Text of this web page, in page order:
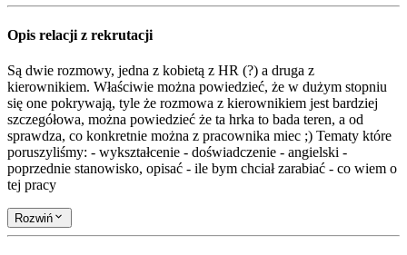
Opis relacji z rekrutacji
Są dwie rozmowy, jedna z kobietą z HR (?) a druga z
kierownikiem. Właściwie można powiedzieć, że w dużym stopniu
się one pokrywają, tyle że rozmowa z kierownikiem jest bardziej
szczegółowa, można powiedzieć że ta hrka to bada teren, a od
sprawdza, co konkretnie można z pracownika miec ;) Tematy które
poruszyliśmy: - wykształcenie - doświadczenie - angielski -
poprzednie stanowisko, opisać - ile bym chciał zarabiać - co wiem o
tej pracy
Rozwiń